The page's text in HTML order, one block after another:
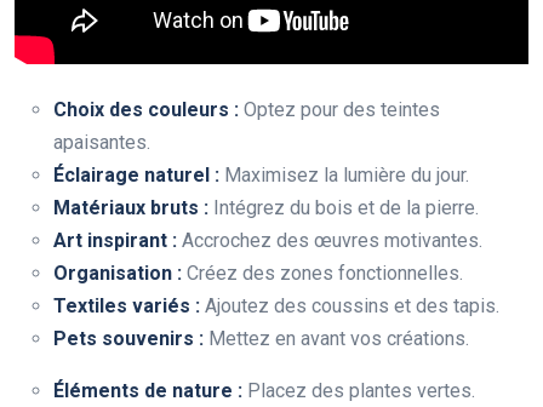
Choix des couleurs : Optez pour des teintes
apaisantes.
Éclairage naturel : Maximisez la lumière du jour.
Matériaux bruts : Intégrez du bois et de la pierre.
Art inspirant : Accrochez des œuvres motivantes.
Organisation : Créez des zones fonctionnelles.
Textiles variés : Ajoutez des coussins et des tapis.
Pets souvenirs : Mettez en avant vos créations.
Éléments de nature : Placez des plantes vertes.